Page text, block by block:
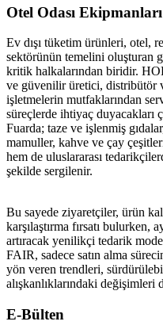
Otel Odası Ekipmanları
Ev dışı tüketim ürünleri, otel,
sektörünün temelini oluşturan
kritik halkalarından biridir.
ve güvenilir üretici, distribütör
işletmelerin mutfaklarından
süreçlerde ihtiyaç duyacakları
Fuarda; taze ve işlenmiş
mamuller, kahve ve çay
hem de uluslararası
şekilde sergilenir.
Bu sayede ziyaretçiler, ürün
karşılaştırma fırsatı bulurken,
artıracak yenilikçi tedarik
FAIR, sadece satın alma
yön veren trendleri,
alışkanlıklarındaki değişimleri
E-Bülten